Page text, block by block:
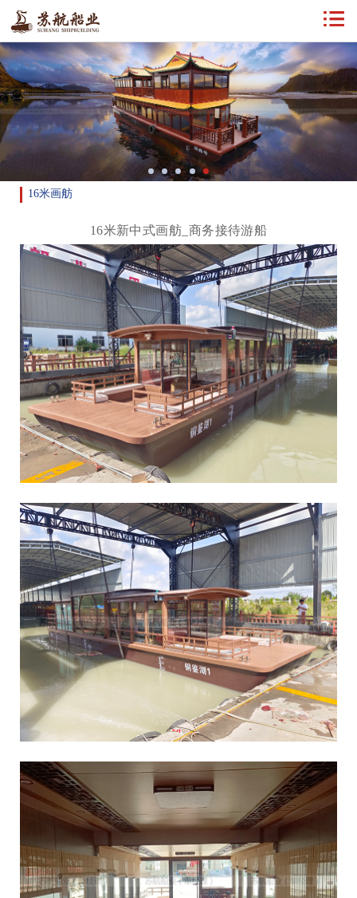
16米画舫
16米新中式画舫_商务接待游船